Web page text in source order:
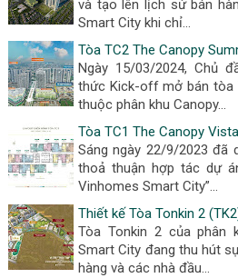
và tạo lên lịch sử bán
Smart City khi chỉ...
Tòa TC2 The Canopy
Ngày 15/03/2024, Chủ
thức Kick-off mở bán tòa
thuộc phân khu Canopy...
Tòa TC1 The Canopy
Sáng ngày 22/9/2023 đã
thoả thuận hợp tác dự
Vinhomes Smart City”...
Thiết kế Tòa Tonkin 2
Tòa Tonkin 2 của phân
Smart City đang thu hút
hàng và các nhà đầu...